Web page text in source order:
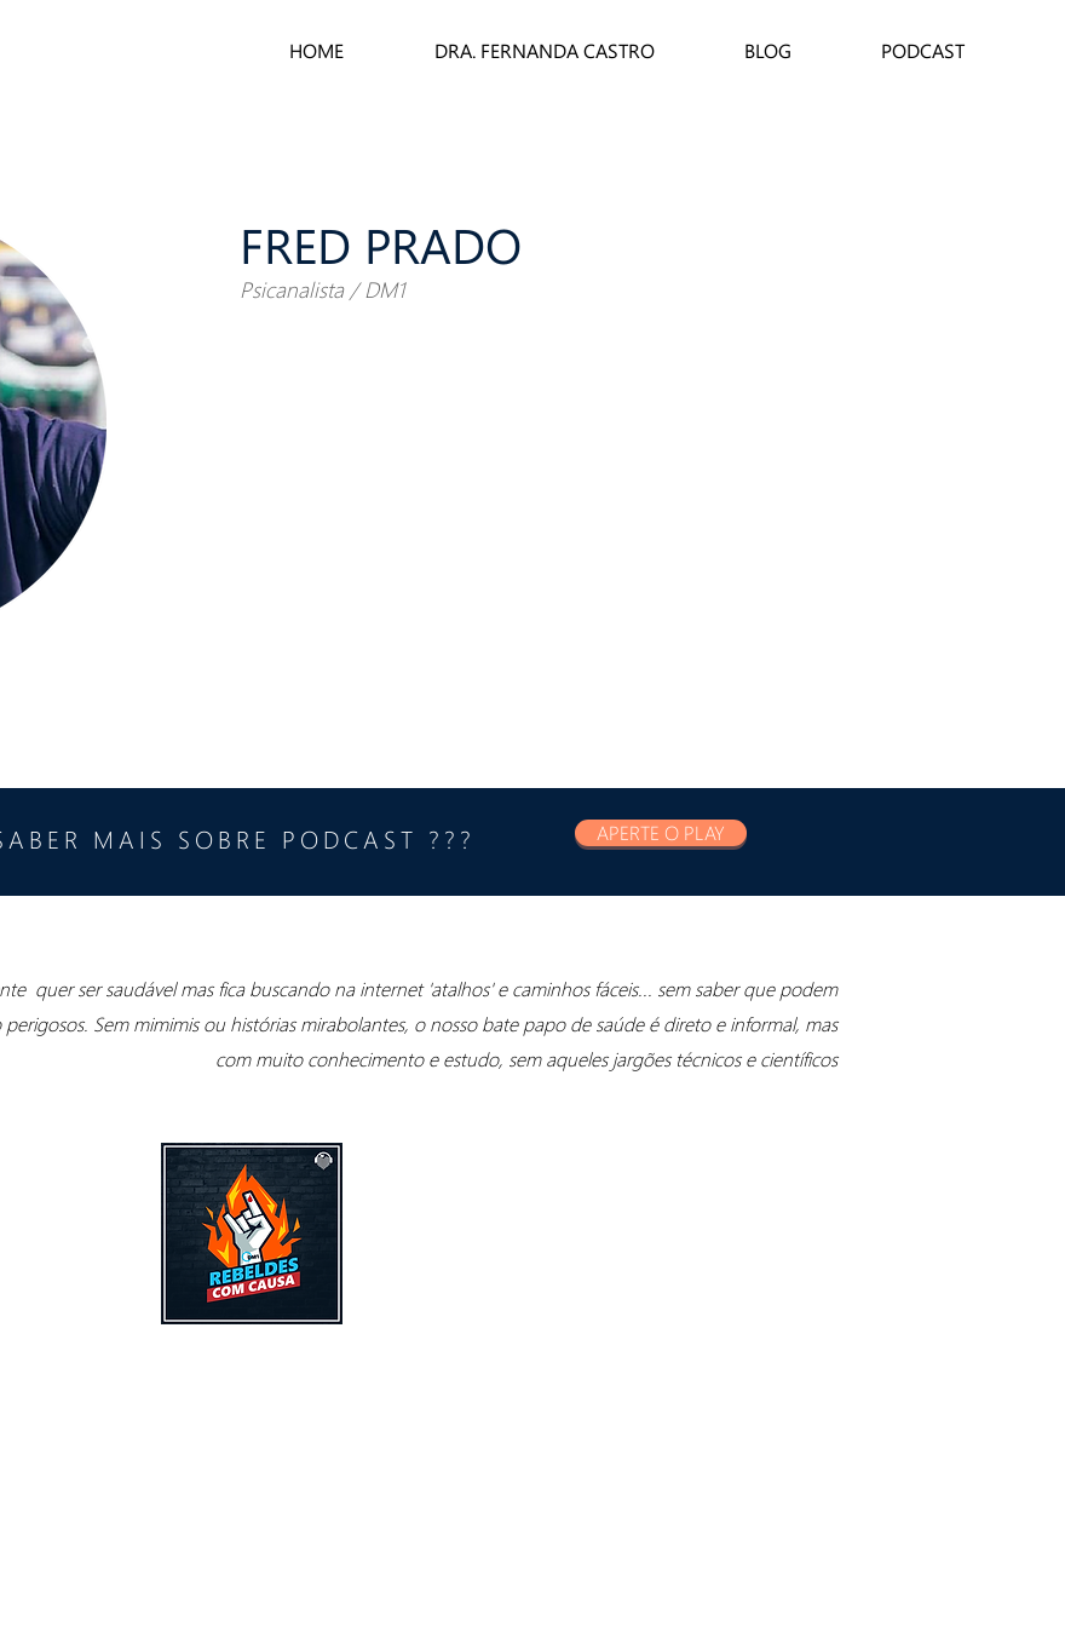
HOME DRA. FERNANDA CASTRO BLOG PODCAST
FRED PRADO
Psicanalista / DM1
quer ser saudável mas fica buscando na internet 'atalhos' e caminhos fáceis... sem saber que podem
perigosos. Sem mimimis ou histórias mirabolantes, o nosso bate papo de saúde é direto e informal, mas
com muito conhecimento e estudo, sem aqueles jargões técnicos e científicos
MAIS SOBRE PODCAST ??? APERTE O PLAY